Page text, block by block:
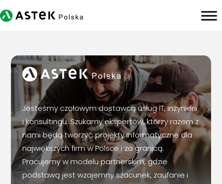
Jesteśmy czołowym dostawcą usług IT, inżynierii
i konsultingu. Szukamy ekspertów, którzy razem z
nami będą tworzyć projekty informatyczne dla
największych firm w Polsce i za granicą.
Pracujemy w modelu partnerskim, gdzie
podstawą jest wzajemny szacunek, zaufanie i